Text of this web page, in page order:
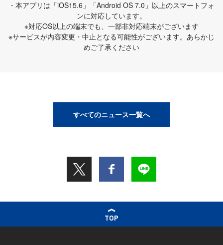
・本アプリは「iOS15.6」「Android OS 7.0」以上のスマートフォ
ンに対応しています。
※対応OS以上の端末でも、一部非対応端末がございます
※サービスが内容変更・中止となる可能性がございます。あらかじ
めご了承ください
すべてのニュース一覧へ
TOP